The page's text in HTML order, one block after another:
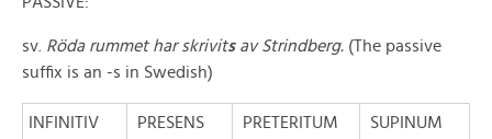
sv. Röda rummet har skrivitsav Strindberg. (The passive
suffix is an -s in Swedish)
INFINITIV PRESENS
PRETERITUM
SUPINUM